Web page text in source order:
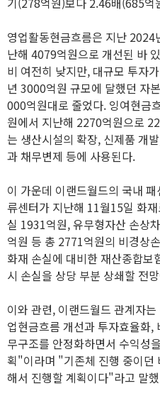
영업활동현금흐름은 지난
난해 4079억원으로 개선된 바
비 여전히 낮지만, 대규모 투자
년 3000억원 규모에 달했던 자
000억원대로 줄었다. 잉여현금
원에서 지난해 2270억원으로
는 생산시설의 확장, 신제품 개
과 채무변제 등에 사용된다.
이 가운데 이랜드월드의 국내
류센터가 지난해 11월15일 화
실 1931억원, 유무형자산 손상
억원 등 총 2771억원의 비경상
화재 손실에 대비한 재산종합보
시 손실을 상당 부분 상쇄할 전
이와 관련, 이랜드월드 관계자
업현금흐름 개선과 투자효율화,
무구조를 안정화하면서 수익성
획"이라며 "기존체 진행 중이던
해서 진행할 계획이다"라고 말